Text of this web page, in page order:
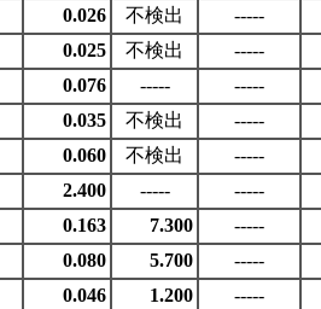
0.026 不検出
-----
0.025 不検出
-----
0.076 -----
-----
0.035 不検出
-----
0.060 不検出
-----
2.400 -----
-----
0.163 7.300
-----
0.080 5.700
-----
0.046 1.200
-----